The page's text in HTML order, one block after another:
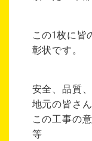
この1枚に皆
彰状です。
安全、品質
地元の皆さ
この工事の意
等